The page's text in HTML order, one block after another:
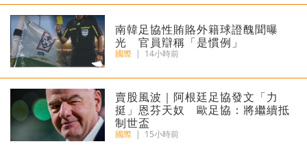
南韓足協性賄賂外籍球證醜聞曝
光 官員辯稱「是慣例」
國際 | 14小時前
​賣股風波｜阿根廷足協發文「力
挺」恩芬天奴 歐足協：將繼續抵
制世盃
國際 | 15小時前